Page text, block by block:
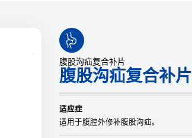
腹股沟疝复合补片
腹股沟疝复合补片
适应症
适用于腹腔外修补腹股沟疝。